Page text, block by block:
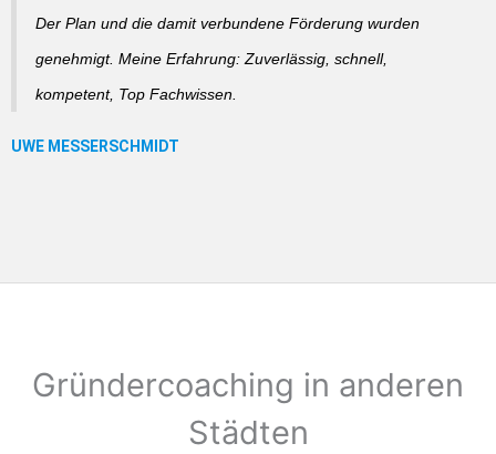
Der Plan und die damit verbundene Förderung wurden
genehmigt. Meine Erfahrung: Zuverlässig, schnell,
kompetent, Top Fachwissen.
Gründercoaching in anderen
Städten